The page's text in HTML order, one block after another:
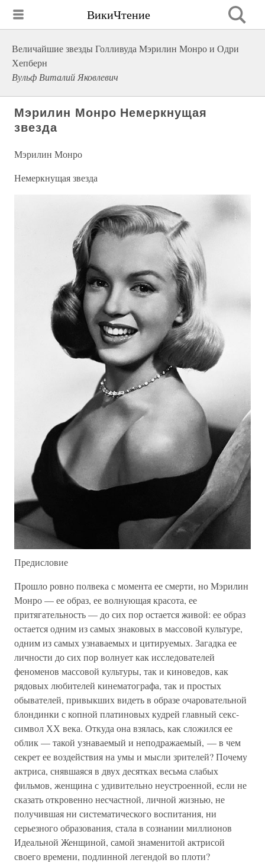
ВикиЧтение
Величайшие звезды Голливуда Мэрилин Монро и Одри
Хепберн
Вульф Виталий Яковлевич
Мэрилин Монро Немеркнущая
звезда
Мэрилин Монро
Немеркнущая звезда
Предисловие
Прошло ровно полвека с момента ее смерти, но Мэрилин
Монро — ее образ, ее волнующая красота, ее
притягательность — до сих пор остается живой: ее образ
остается одним из самых знаковых в массовой культуре,
одним из самых узнаваемых и цитируемых. Загадка ее
личности до сих пор волнует как исследователей
феноменов массовой культуры, так и киноведов, как
рядовых любителей кинематографа, так и простых
обывателей, привыкших видеть в образе очаровательной
блондинки с копной платиновых кудрей главный секс-
символ ХХ века. Откуда она взялась, как сложился ее
облик — такой узнаваемый и неподражаемый, — в чем
секрет ее воздействия на умы и мысли зрителей? Почему
актриса, снявшаяся в двух десятках весьма слабых
фильмов, женщина с удивительно неустроенной, если не
сказать откровенно несчастной, личной жизнью, не
получившая ни систематического воспитания, ни
серьезного образования, стала в сознании миллионов
Идеальной Женщиной, самой знаменитой актрисой
своего времени, подлинной легендой во плоти?